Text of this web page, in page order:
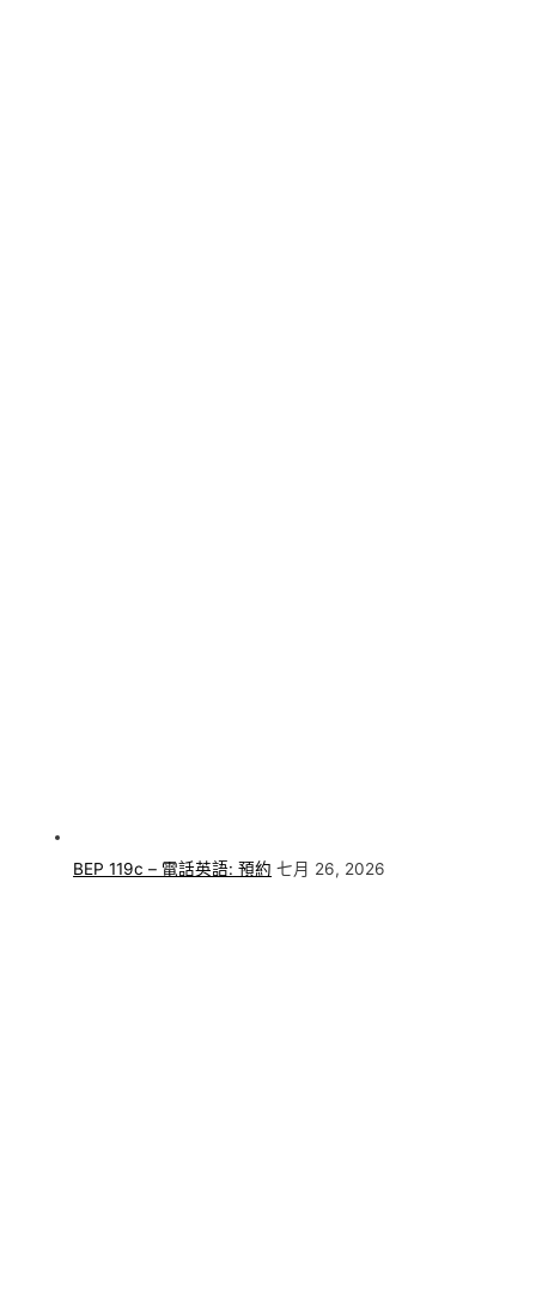
BEP 119c – 電話英語: 預約 七月 26, 2026